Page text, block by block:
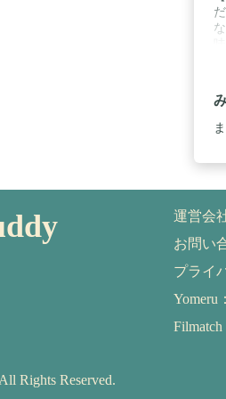
運営会
お問い
プライ
Yomeru
Rights Reserved.